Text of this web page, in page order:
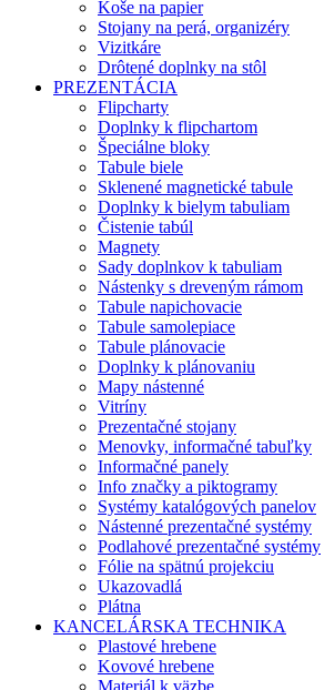
Koše na papier
Stojany na perá, organizéry
Vizitkáre
Drôtené doplnky na stôl
PREZENTÁCIA
Flipcharty
Doplnky k flipchartom
Špeciálne bloky
Tabule biele
Sklenené magnetické tabule
Doplnky k bielym tabuliam
Čistenie tabúl
Magnety
Sady doplnkov k tabuliam
Nástenky s dreveným rámom
Tabule napichovacie
Tabule samolepiace
Tabule plánovacie
Doplnky k plánovaniu
Mapy nástenné
Vitríny
Prezentačné stojany
Menovky, informačné tabuľky
Informačné panely
Info značky a piktogramy
Systémy katalógových panelov
Nástenné prezentačné systémy
Podlahové prezentačné systémy
Fólie na spätnú projekciu
Ukazovadlá
Plátna
KANCELÁRSKA TECHNIKA
Plastové hrebene
Kovové hrebene
Materiál k väzbe